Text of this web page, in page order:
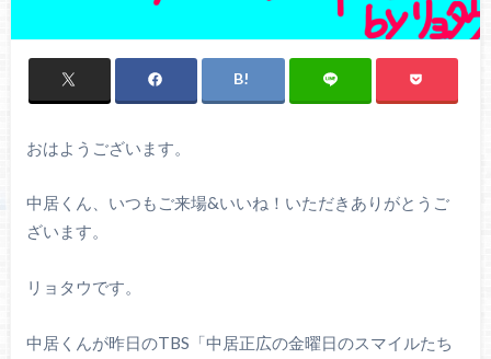
おはようございます。
中居くん、いつもご来場&いいね！いただきありがとうご
ざいます。
リョタウです。
中居くんが昨日のTBS「中居正広の金曜日のスマイルたち